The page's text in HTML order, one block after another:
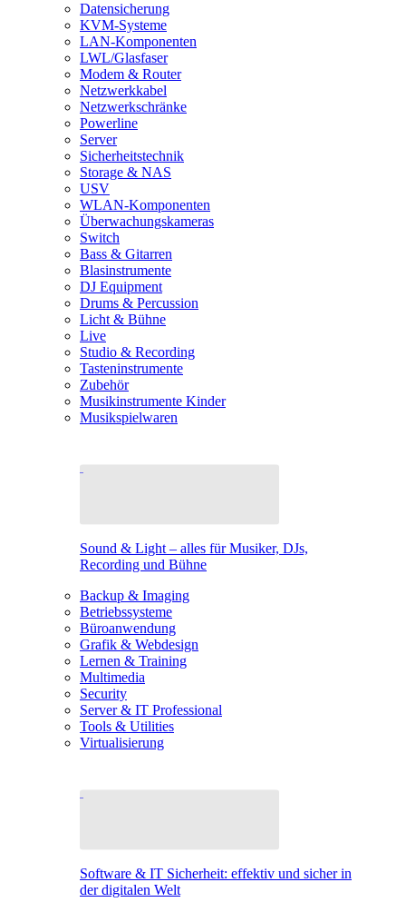
Datensicherung
KVM-Systeme
LAN-Komponenten
LWL/Glasfaser
Modem & Router
Netzwerkkabel
Netzwerkschränke
Powerline
Server
Sicherheitstechnik
Storage & NAS
USV
WLAN-Komponenten
Überwachungskameras
Switch
Bass & Gitarren
Blasinstrumente
DJ Equipment
Drums & Percussion
Licht & Bühne
Live
Studio & Recording
Tasteninstrumente
Zubehör
Musikinstrumente Kinder
Musikspielwaren
Sound & Light – alles für Musiker, DJs,
Recording und Bühne
Backup & Imaging
Betriebssysteme
Büroanwendung
Grafik & Webdesign
Lernen & Training
Multimedia
Security
Server & IT Professional
Tools & Utilities
Virtualisierung
Software & IT Sicherheit: effektiv und sicher in
der digitalen Welt